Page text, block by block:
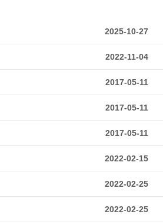
2025-10-27
2022-11-04
2017-05-11
2017-05-11
2017-05-11
2022-02-15
2022-02-25
2022-02-25